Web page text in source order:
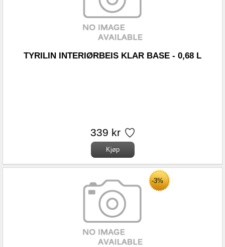
TYRILIN INTERIØRBEIS KLAR BASE - 0,68 L
339 kr
-3%